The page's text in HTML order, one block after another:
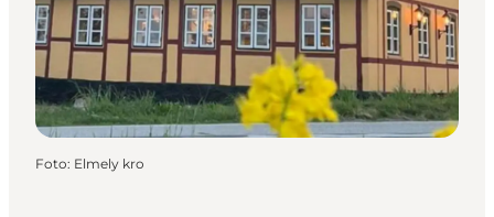
Reiseplanung
Foto: Elmely kro